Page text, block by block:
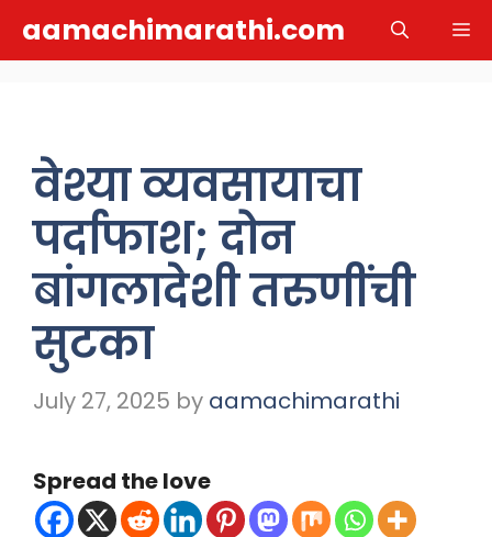
aamachimarathi.com
वेश्या व्यवसायाचा
पर्दाफाश; दोन
बांगलादेशी तरुणींची
सुटका
July 27, 2025 by aamachimarathi
Spread the love